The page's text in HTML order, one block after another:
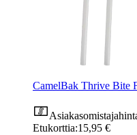
CamelBak Thrive Bite
Etukorttia:15,95 €